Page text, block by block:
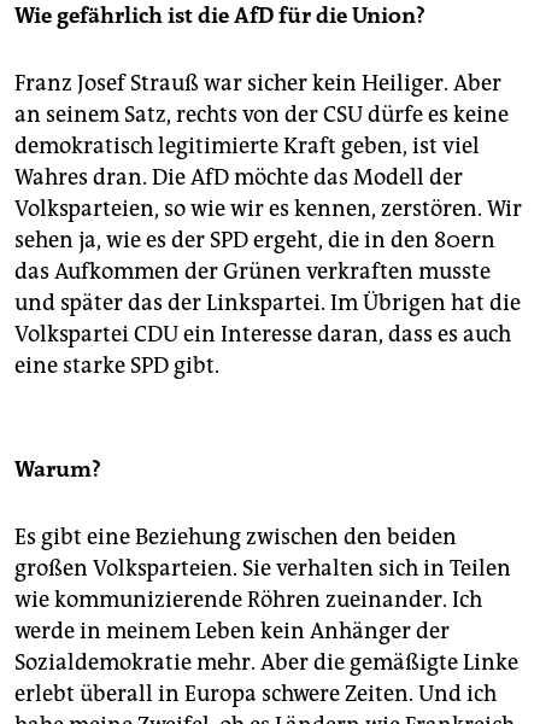
Wie gefährlich ist die AfD für die Union?
Franz Josef Strauß war sicher kein Heiliger. Aber
an seinem Satz, rechts von der CSU dürfe es keine
demokratisch legitimierte Kraft geben, ist viel
Wahres dran. Die AfD möchte das Modell der
Volksparteien, so wie wir es kennen, zerstören. Wir
sehen ja, wie es der SPD ergeht, die in den 80ern
das Aufkommen der Grünen verkraften musste
und später das der Linkspartei. Im Übrigen hat die
Volkspartei CDU ein Interesse daran, dass es auch
eine starke SPD gibt.
Warum?
Es gibt eine Beziehung zwischen den beiden
großen Volksparteien. Sie verhalten sich in Teilen
wie kommunizierende Röhren zueinander. Ich
werde in meinem Leben kein Anhänger der
Sozialdemokratie mehr. Aber die gemäßigte Linke
erlebt überall in Europa schwere Zeiten. Und ich